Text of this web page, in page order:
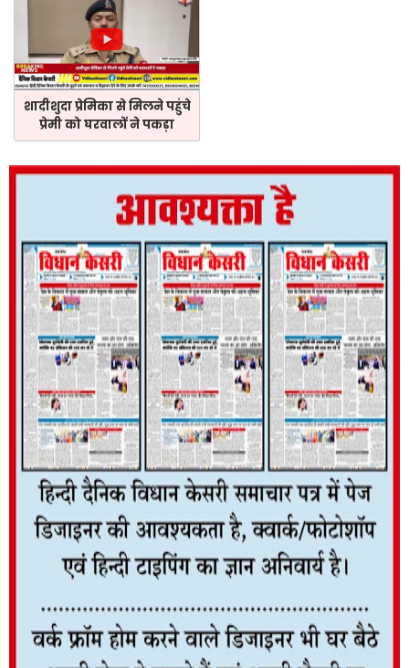
शादीशुदा प्रेमिका से मिलने पहुंचे
प्रेमी को घरवालों ने पकड़ा